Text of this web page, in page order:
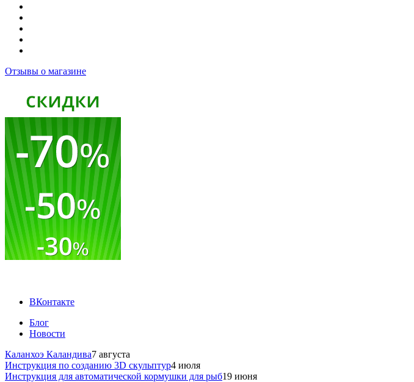
Отзывы о магазине
ВКонтакте
Блог
Новости
Каланхоэ Каландива7 августа
Инструкция по созданию 3D скульптур4 июля
Инструкция для автоматической кормушки для рыб19 июня